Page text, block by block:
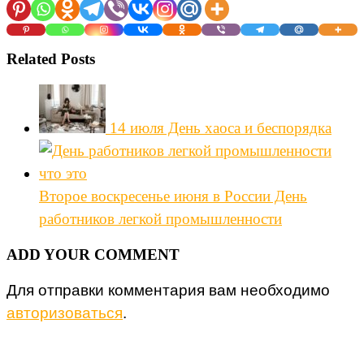
Related Posts
14 июля День хаоса и беспорядка
Второе воскресенье июня в России День
работников легкой промышленности
ADD YOUR COMMENT
Для отправки комментария вам необходимо
авторизоваться.